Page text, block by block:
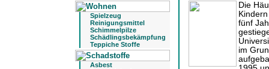
Spielzeug
Reinigungsmittel
Schimmelpilze
Schädlingsbekämpfung
Teppiche Stoffe
Asbest
Die
fünf
im